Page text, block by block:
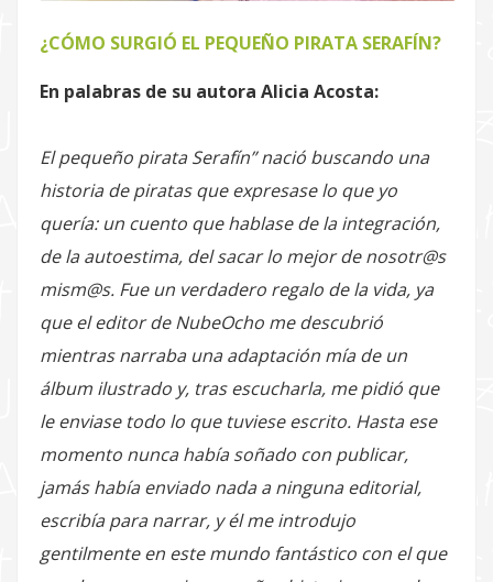
¿CÓMO SURGIÓ EL PEQUEÑO PIRATA SERAFÍN?
En palabras de su autora Alicia Acosta:
El pequeño pirata Serafín” nació buscando una
historia de piratas que expresase lo que yo
quería: un cuento que hablase de la integración,
de la autoestima, del sacar lo mejor de nosotr@s
mism@s. Fue un verdadero regalo de la vida, ya
que el editor de NubeOcho me descubrió
mientras narraba una adaptación mía de un
álbum ilustrado y, tras escucharla, me pidió que
le enviase todo lo que tuviese escrito. Hasta ese
momento nunca había soñado con publicar,
jamás había enviado nada a ninguna editorial,
escribía para narrar, y él me introdujo
gentilmente en este mundo fantástico con el que